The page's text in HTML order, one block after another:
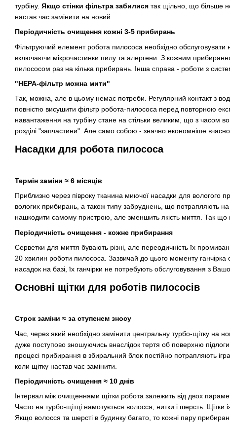
турбіну. Якщо стінки фільтра забилися так щільно, що більше
настав час замінити на новий.
Періодичність очищення кожні 3-5 прибирань
Фільтруючий елемент робота пилососа необхідно обслуговувати
включаючи мікрочастинки пилу та алергени. З кожним
пилососом раз на кілька прибирань. Інша справа - роботи з
"HEPA-фільтр можна мити"
Так, можна, але в цьому немає потреби. Регулярний контакт з
повністю висушити фільтр робота-пилососа перед повторною
навантаження на турбіну стане на стільки великим, що з часом
розділі "запчастини". Але само собою - значно економніше
Насадки для робота пилососа
Термін заміни ≈ 6 місяців
Приблизно через півроку тканина миючої насадки для вологого
вологих прибирань, а також типу забруднень, що потрапляють на
нашкодити самому пристрою, але зменшить якість миття. Так що
Періодичність очищення - кожне прибирання
Серветки для миття бувають різні, але переодичність їх
20 хвилин роботи пилососа. Зазвичай до цього моменту
насадок на базі, їх ганчірки не потребують обслуговування з
Основні щітки для роботів пилососів
Строк заміни ≈ за ступенем зносу
Час, через який необхідно замінити центральну турбо-щітку на
дуже поступово зношуючись внаслідок тертя об поверхню
процесі прибирання в збиральний блок постійно потрапляють
коли щітку настав час замінити.
Періодичність очищення ≈ 10 днів
Інтервал між очищеннями щітки робота залежить від двох
Часто на турбо-щітці намотується волосся, нитки і шерсть.
Якщо волосся та шерсті в будинку багато, то кожні пару